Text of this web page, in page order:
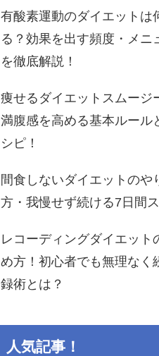
有酸素運動のダイエットは
る？効果を出す頻度・メニ
を徹底解説！
痩せるダイエットスムージ
満腹感を高める基本ルール
シピ！
間食しないダイエットのや
方・我慢せず続ける7日間ス
レコーディングダイエット
め方！初心者でも無理なく
録術とは？
人気記事！